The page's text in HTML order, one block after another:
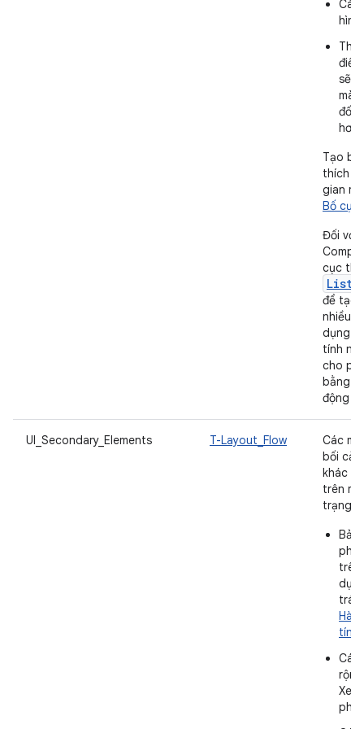
Các
hình
sẽ
đối
hơn
Tạo bố
thích
gian
Bố cục
Đối với
cục
để tạo
nhiều
dụng
tính
cho
bằng
động
UI_Secondary_Elements T-Layout_Flow
Các
bối
khác
trên
trạng
trên
Các